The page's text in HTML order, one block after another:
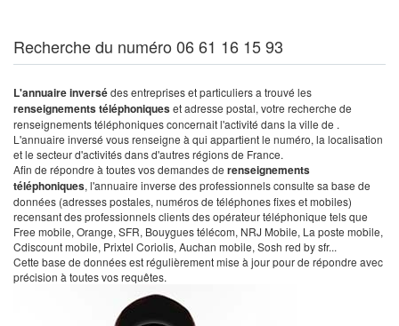
Recherche du numéro 06 61 16 15 93
L'annuaire inversédes entreprises et particuliers a trouvé les
renseignements téléphoniqueset adresse postal, votre recherche de
renseignements téléphoniques concernait l'activité dans la ville de .
L'annuaire inversé vous renseigne à qui appartient le numéro, la localisation
et le secteur d'activités dans d'autres régions de France.
Afin de répondre à toutes vos demandes de renseignements
téléphoniques, l'annuaire inverse des professionnels consulte sa base de
données (adresses postales, numéros de téléphones fixes et mobiles)
recensant des professionnels clients des opérateur téléphonique tels que
Free mobile, Orange, SFR, Bouygues télécom, NRJ Mobile, La poste mobile,
Cdiscount mobile, Prixtel Coriolis, Auchan mobile, Sosh red by sfr...
Cette base de données est régulièrement mise à jour pour de répondre avec
précision à toutes vos requêtes.